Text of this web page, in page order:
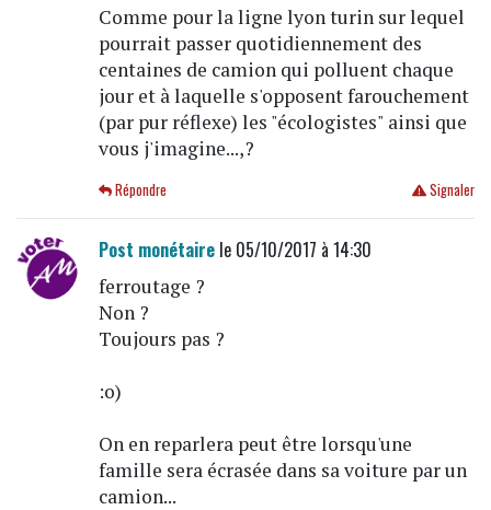
Comme pour la ligne lyon turin sur lequel
pourrait passer quotidiennement des
centaines de camion qui polluent chaque
jour et à laquelle s'opposent farouchement
(par pur réflexe) les "écologistes" ainsi que
vous j'imagine...,?
Signaler
Répondre
Post monétairele 05/10/2017 à 14:30
ferroutage ?
Non ?
Toujours pas ?
:o)
On en reparlera peut être lorsqu'une
famille sera écrasée dans sa voiture par un
camion...